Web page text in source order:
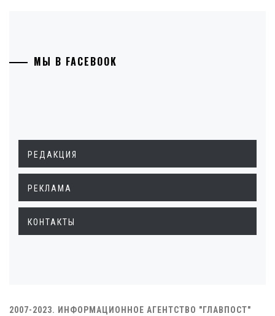
МЫ В FACEBOOK
РЕДАКЦИЯ
РЕКЛАМА
КОНТАКТЫ
2007-2023. ИНФОРМАЦИОННОЕ АГЕНТСТВО "ГЛАВПОСТ"